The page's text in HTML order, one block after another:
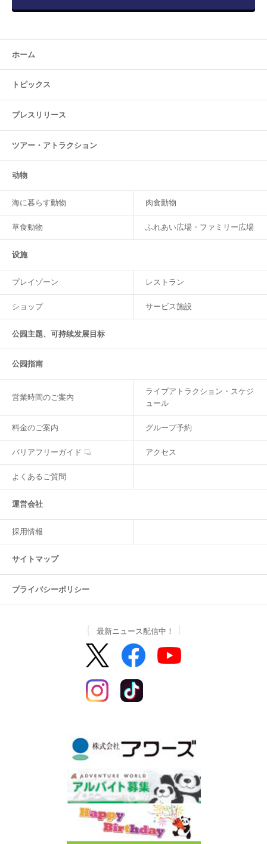
ホーム
トピックス
プレスリリース
ツアー・ アトラクション
动物
海に暮らす動物 肉食動物
草食動物 ふれあい広場・ファミリー広場
设施
プレイゾーン レストラン
ショップ サービス施設
公园主题、可持续发展目标
公园指南
営業時間のご案内
ライブアトラクション・スケジ
ュール
料金のご案内 グループ予約
バリアフリーガイド アクセス
よくあるご質問
運営会社
採用情報
サイトマップ
プライバシーポリシー
最新ニュース配信中！